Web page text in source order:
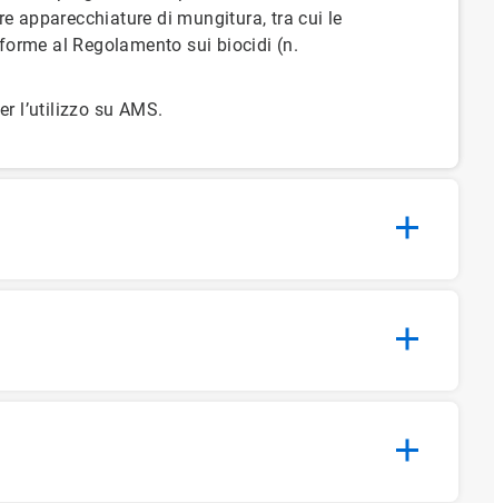
apparecchiature di mungitura, tra cui le
al Regolamento sui biocidi (n.
l’utilizzo su AMS.